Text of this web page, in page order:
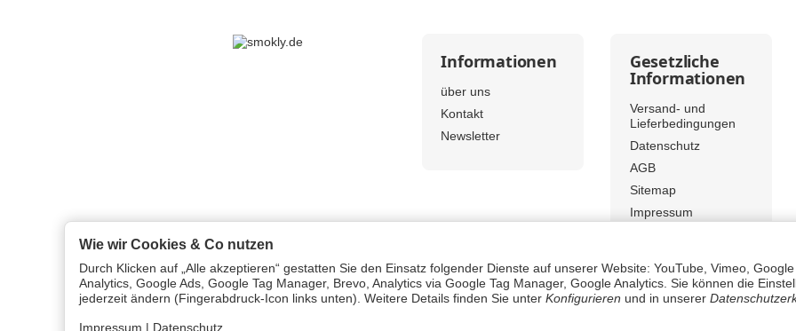
Informationen
über uns
Kontakt
Newsletter
Gesetzliche
Informationen
Versand- und
Lieferbedingungen
Datenschutz
AGB
Sitemap
Impressum
Vertrag
widerrufen
Wie wir Cookies & Co nutzen
Durch Klicken auf „Alle akzeptieren“ gestatten Sie den Einsatz folgender Dienste auf unserer Website: YouTube, Vimeo, Google
Analytics, Google Ads, Google Tag Manager, Brevo, Analytics via Google Tag Manager, Google Analytics. Sie können die
jederzeit ändern (Fingerabdruck-Icon links unten). Weitere Details finden Sie unter Konfigurieren und in unserer
Impressum Datenschutz